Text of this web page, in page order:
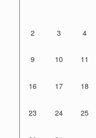
2 3 4
9 10 11
16 17 18
23 24 25